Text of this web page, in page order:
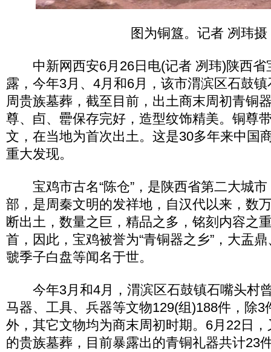
图为铜簋。记者 冽玮摄
中新网西安6月26日电(记者 冽玮)陕西省
露，今年3月、4月和6月，该市渭滨区石鼓
周贵族墓葬，截至目前，出土商末周初青铜
尊、卣、罍保存完好，造型纹饰精美。铜尊
文，在当地为首次出土。这是30多年来中国
重大发现。
宝鸡市古名“陈仓”，是陕西省第二大城市
部，是周秦文明的发祥地，自汉代以来，数
断出土，数量之巨，精品之多，铭刻内容之
首，因此，宝鸡被誉为“青铜器之乡”，大盂
虢季子白盘等闻名于世。
今年3月和4月，渭滨区石鼓镇石嘴头村
马器、工具、兵器等文物129(组)188件，除3
外，其它文物均为商末周初时期。6月22日
的贵族墓葬，目前暴露出的青铜礼器共计23